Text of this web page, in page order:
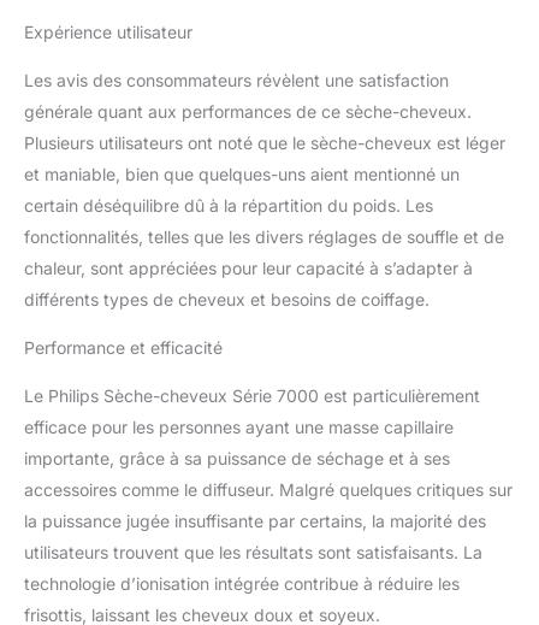
brillants⁵ grâce au mode
chaud/froid : cette
fonctionnalité intelligente
fournit un air équilibré
entre le chaud et le froid
qui améliore à coup sûr
la brillance des cheveux
Désormais 20 % plus
léger⁶ pour une
stylisation confortable :
ergonomique avec
concentrateur, vous
pouvez sécher et styliser
avec plus de confort et
de facilité Contenu : 1
sèche-cheveux Philips
série 7000, 1
concentrateur, 1 diffuseur
Expérience utilisateur
Les avis des consommateurs révèlent une satisfaction
générale quant aux performances de ce sèche-cheveux.
Plusieurs utilisateurs ont noté que le sèche-cheveux est léger
et maniable, bien que quelques-uns aient mentionné un
certain déséquilibre dû à la répartition du poids. Les
fonctionnalités, telles que les divers réglages de souffle et de
chaleur, sont appréciées pour leur capacité à s’adapter à
différents types de cheveux et besoins de coiffage.
Performance et efficacité
Le Philips Sèche-cheveux Série 7000 est particulièrement
efficace pour les personnes ayant une masse capillaire
importante, grâce à sa puissance de séchage et à ses
accessoires comme le diffuseur. Malgré quelques critiques sur
la puissance jugée insuffisante par certains, la majorité des
utilisateurs trouvent que les résultats sont satisfaisants. La
technologie d’ionisation intégrée contribue à réduire les
frisottis, laissant les cheveux doux et soyeux.